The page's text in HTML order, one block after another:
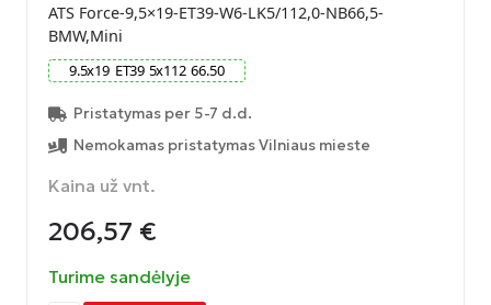
ATS Force-9,5×19-ET39-W6-LK5/112,0-NB66,5-
BMW,Mini
9.5x19 ET39 5x112 66.50
Pristatymas per 5-7 d.d.
Nemokamas pristatymas Vilniaus mieste
Kaina už vnt.
206,57 €
Turime sandėlyje